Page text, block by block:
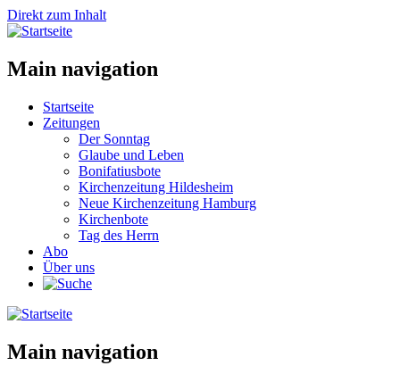
Direkt zum Inhalt
Main navigation
Startseite
Zeitungen
Der Sonntag
Glaube und Leben
Bonifatiusbote
Kirchenzeitung Hildesheim
Neue Kirchenzeitung Hamburg
Kirchenbote
Tag des Herrn
Abo
Über uns
Main navigation